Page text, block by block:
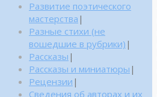
Развитие поэтического
мастерства |
Разные стихи (не
вошедшие в рубрики) |
Рассказы |
Рассказы и миниатюры |
Рецензии |
Сведения об авторах и их